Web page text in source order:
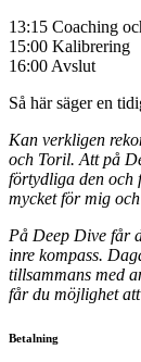
13:15 Coaching
15:00 Kalibrering
16:00 Avslut
Så här säger en
Kan verkligen
och Toril. Att på
förtydliga den och
mycket för mig
På Deep Dive får
inre kompass.
tillsammans med
får du möjlighet
Betalning